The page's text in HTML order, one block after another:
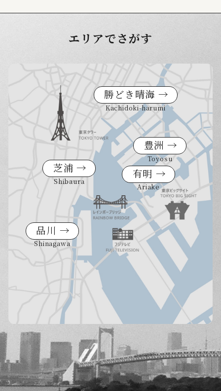
エリアでさがす
品川 →
Shinagawa
勝どき晴海 →
Kachidoki-harumi
芝浦 →
Shibaura
豊洲 →
Toyosu
有明 →
Ariake